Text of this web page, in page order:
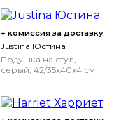
+ комиссия за доставку
Justina Юстина
Подушка на стул,
серый, 42/35x40x4 см